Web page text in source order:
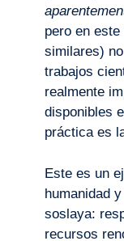
pero en
similares)
trabajos
realmente
disponibles
práctica es
Este es un
humanidad
soslaya:
recursos